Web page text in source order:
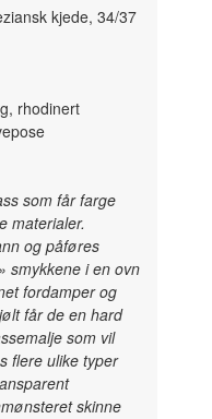
kjede, 34/37
rhodinert
som får farge
materialer.
og påføres
smykkene i en ovn
fordamper og
får de en hard
som vil
flere ulike typer
skinne